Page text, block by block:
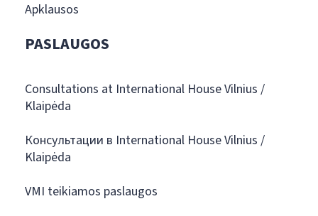
Apklausos
PASLAUGOS
Consultations at International House Vilnius /
Klaipėda
Консультации в International House Vilnius /
Klaipėda
VMI teikiamos paslaugos